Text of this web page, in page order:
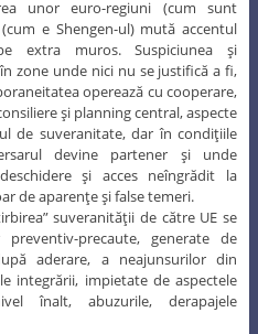
unor euro-regiuni (cum sunt
e Shengen-ul) mută accentul
extra muros. Suspiciunea şi
zone unde nici nu se justifică a fi,
operează cu cooperare,
şi planning central, aspecte
de suveranitate, dar în condiţiile
devine partener şi unde
şi acces neîngrădit la
de aparenţe şi false temeri.
suveranităţii de către UE se
precaute, generate de
aderare, a neajunsurilor din
integrării, impietate de aspectele
înalt, abuzurile, derapajele